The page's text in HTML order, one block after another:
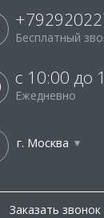
Бесплатный
с 10:00 до
Ежедневно
г. Москва
Заказать звонок